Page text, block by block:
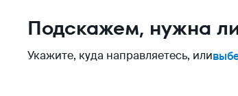
Подскажем, нужна
Укажите, куда направляетесь, или